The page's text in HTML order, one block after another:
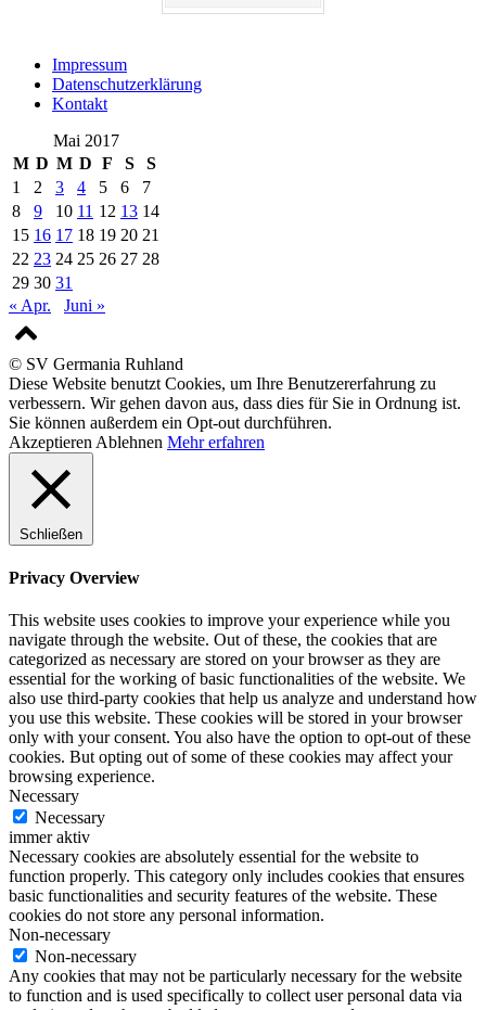
Impressum
Datenschutzerklärung
Kontakt
Mai 2017
M D M D F S
S
1
2 3 4 5 6
7
8
9 10 11 12 13 14
15 16 17 18 19 20 21
22 23 24 25 26 27 28
29 30 31
« Apr.
Juni »
© SV Germania Ruhland
Diese Website benutzt Cookies, um Ihre Benutzererfahrung zu
verbessern. Wir gehen davon aus, dass dies für Sie in Ordnung ist.
Sie können außerdem ein Opt-out durchführen.
Akzeptieren Ablehnen Mehr erfahren
Schließen
Privacy Overview
This website uses cookies to improve your experience while you
navigate through the website. Out of these, the cookies that are
categorized as necessary are stored on your browser as they are
essential for the working of basic functionalities of the website. We
also use third-party cookies that help us analyze and understand how
you use this website. These cookies will be stored in your browser
only with your consent. You also have the option to opt-out of these
cookies. But opting out of some of these cookies may affect your
browsing experience.
Necessary
Necessary
immer aktiv
Necessary cookies are absolutely essential for the website to
function properly. This category only includes cookies that ensures
basic functionalities and security features of the website. These
cookies do not store any personal information.
Non-necessary
Non-necessary
Any cookies that may not be particularly necessary for the website
to function and is used specifically to collect user personal data via